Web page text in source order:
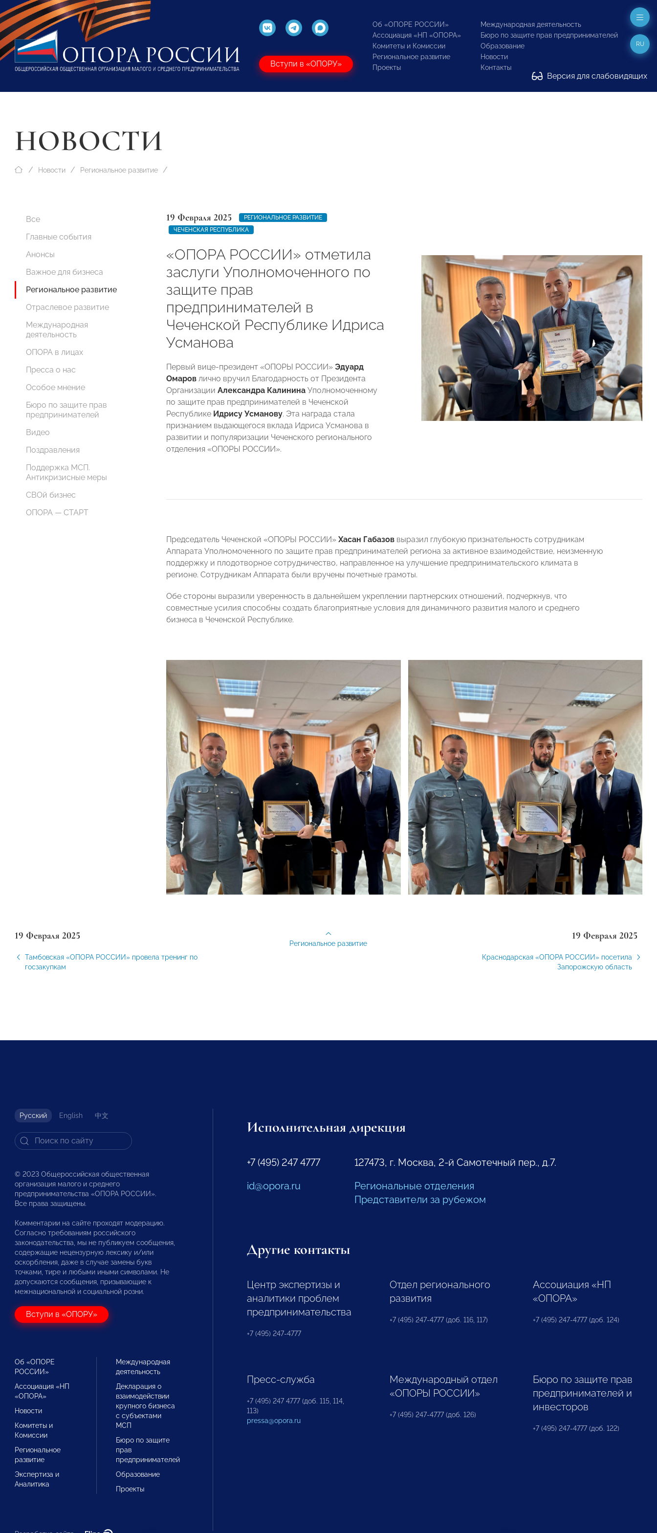
Вступи в «ОПОРУ»
Об «ОПОРЕ РОССИИ»
Ассоциация «НП «ОПОРА»
Комитеты и Комиссии
Региональное развитие
Проекты
Международная деятельность
Бюро по защите прав предпринимателей
Образование
Новости
Контакты
Версия для слабовидящих
RU
НОВОСТИ
Новости Региональное развитие
Все
Главные события
Анонсы
Важное для бизнеса
Региональное развитие
Отраслевое развитие
Международная
деятельность
ОПОРА в лицах
Пресса о нас
Особое мнение
Бюро по защите прав
предпринимателей
Видео
Поздравления
Поддержка МСП.
Антикризисные меры
СВОй бизнес
ОПОРА — СТАРТ
19 Февраля 2025
РЕГИОНАЛЬНОЕ РАЗВИТИЕ
ЧЕЧЕНСКАЯ РЕСПУБЛИКА
«ОПОРА РОССИИ» отметила
заслуги Уполномоченного по
защите прав
предпринимателей в
Чеченской Республике Идриса
Усманова
Первый вице-президент «ОПОРЫ РОССИИ» Эдуард
Омаров лично вручил Благодарность от Президента
Организации Александра Калинина Уполномоченному
по защите прав предпринимателей в Чеченской
Республике Идрису Усманову. Эта награда стала
признанием выдающегося вклада Идриса Усманова в
развитии и популяризации Чеченского регионального
отделения «ОПОРЫ РОССИИ».
Председатель Чеченской «ОПОРЫ РОССИИ» Хасан Габазов выразил глубокую признательность сотрудникам
Аппарата Уполномоченного по защите прав предпринимателей региона за активное взаимодействие, неизменную
поддержку и плодотворное сотрудничество, направленное на улучшение предпринимательского климата в
регионе. Сотрудникам Аппарата были вручены почетные грамоты.
Обе стороны выразили уверенность в дальнейшем укреплении партнерских отношений, подчеркнув, что
совместные усилия способны создать благоприятные условия для динамичного развития малого и среднего
бизнеса в Чеченской Республике.
19 Февраля 2025
Тамбовская «ОПОРА РОССИИ» провела тренинг по
госзакупкам
19 Февраля 2025
Краснодарская «ОПОРА РОССИИ» посетила
Запорожскую область
Региональное развитие
Русский English 中文
© 2023 Общероссийская общественная
организация малого и среднего
предпринимательства «ОПОРА РОССИИ».
Все права защищены.
Комментарии на сайте проходят модерацию.
Согласно требованиям российского
законодательства, мы не публикуем сообщения,
содержащие нецензурную лексику и/или
оскорбления, даже в случае замены букв
точками, тире и любыми иными символами. Не
допускаются сообщения, призывающие к
межнациональной и социальной розни.
Вступи в «ОПОРУ»
Об «ОПОРЕ
РОССИИ»
Ассоциация «НП
«ОПОРА»
Новости
Комитеты и
Комиссии
Региональное
развитие
Экспертиза и
Аналитика
Международная
деятельность
Декларация о
взаимодействии
крупного бизнеса
с субъектами
МСП
Бюро по защите
прав
предпринимателей
Образование
Проекты
Исполнительная дирекция
+7 (495) 247 4777
id@opora.ru
127473, г. Москва, 2-й Самотечный пер., д.7.
Региональные отделения
Представители за рубежом
Другие контакты
Центр экспертизы и
аналитики проблем
предпринимательства
+7 (495) 247-4777
Отдел регионального
развития
+7 (495) 247-4777 (доб. 116, 117)
Ассоциация «НП
«ОПОРА»
+7 (495) 247-4777 (доб. 124)
Пресс-служба
+7 (495) 247 4777 (доб. 115, 114,
113)
pressa@opora.ru
Международный отдел
«ОПОРЫ РОССИИ»
+7 (495) 247-4777 (доб. 126)
Бюро по защите прав
предпринимателей и
инвесторов
+7 (495) 247-4777 (доб. 122)